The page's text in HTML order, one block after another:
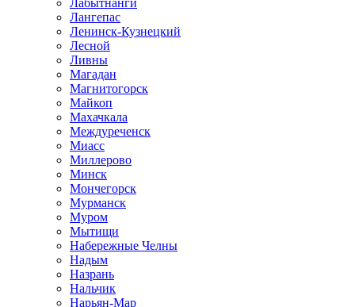
Лабытнанги
Лангепас
Ленинск-Кузнецкий
Лесной
Ливны
Магадан
Магнитогорск
Майкоп
Махачкала
Междуреченск
Миасс
Миллерово
Минск
Мончегорск
Мурманск
Муром
Мытищи
Набережные Челны
Надым
Назрань
Нальчик
Нарьян-Мар